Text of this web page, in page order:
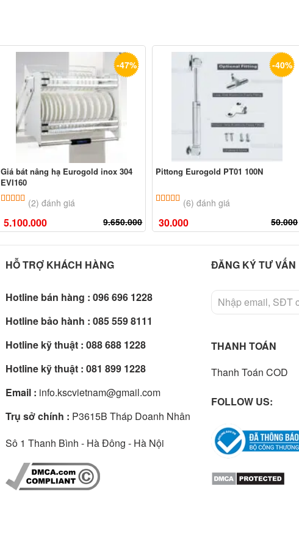
-47%
Giá bát nâng hạ Eurogold inox 304
EVI160
5.00 trên 5 dựa trên
(2) đánh giá
5.100.000 9.650.000
-40%
Pittong Eurogold PT01 100N
5.00 trên 5 dựa trên
6(6) đánh giá
30.000 50.000
HỖ TRỢ KHÁCH HÀNG
Hotline bán hàng : 096 696 1228
Hotline bảo hành : 085 559 8111
Hotline kỹ thuật : 088 688 1228
Hotline kỹ thuật : 081 899 1228
Email : info.kscvietnam@gmail.com
Trụ sở chính : P3615B Tháp Doanh Nhân
Sô 1 Thanh Bình - Hà Đông - Hà Nội
ĐĂNG KÝ TƯ VẤN
THANH TOÁN
Thanh Toán COD
FOLLOW US: